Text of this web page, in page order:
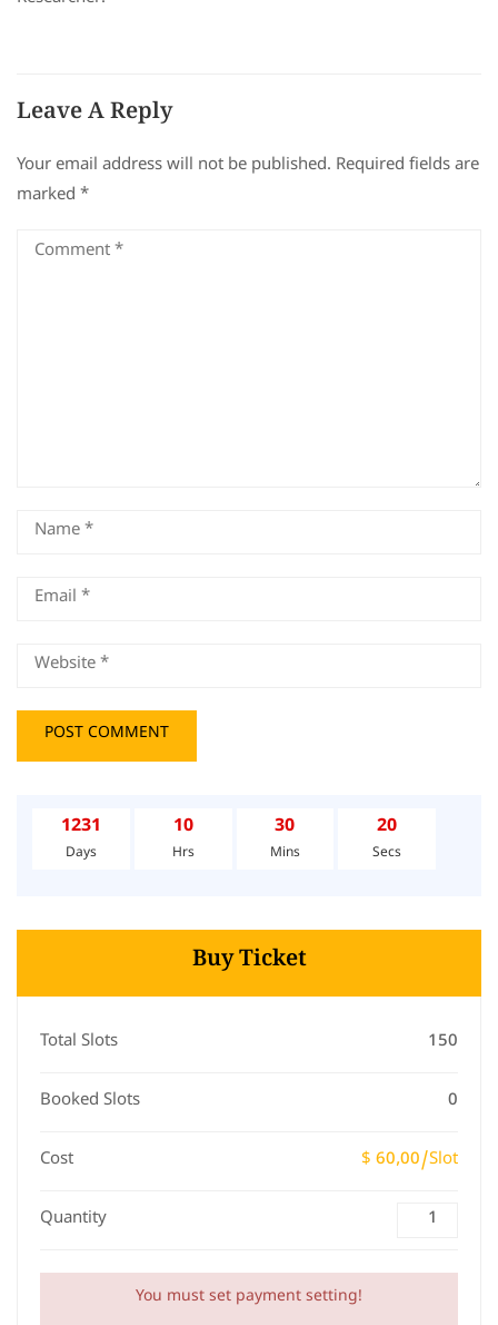
Leave A Reply
Your email address will not be published. Required fields are
marked *
1231
Days
10
Hrs
30
Mins
20
Secs
Buy Ticket
Total Slots 150
Booked Slots 0
Cost $ 60,00/Slot
Quantity
You must set payment setting!